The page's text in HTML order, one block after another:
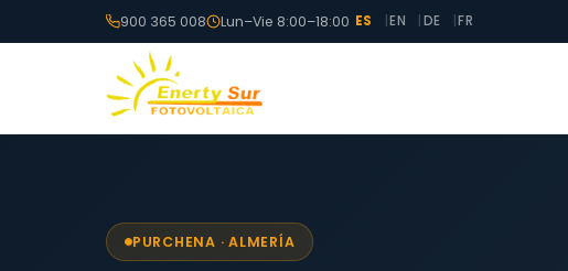
900 365 008 Lun–Vie 8:00–18:00 ES EN DE FR
PURCHENA · ALMERÍA